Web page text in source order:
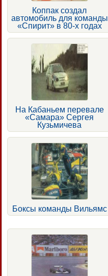
Коппак создал
автомобиль для команды
«Спирит» в 80-х годах
На Кабаньем перевале
«Самара» Сергея
Кузьмичева
Боксы команды Вильямс